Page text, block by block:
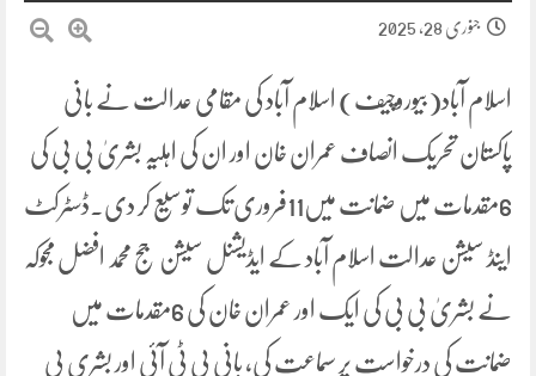
جنوری 28, 2025
اسلام آباد(بیوروچیف) اسلام آباد کی مقامی عدالت نے بانی
پاکستان تحریک انصاف عمران خان اور ان کی اہلیہ بشریٰ بی بی کی
6مقدمات میں ضمانت میں11فروری تک توسیع کر دی۔ڈسٹرکٹ
اینڈ سیشن عدالت اسلام آباد کے ایڈیشنل سیشن جج محمد افضل مجوکہ
نے بشریٰ بی بی کی ایک اور عمران خان کی 6مقدمات میں
ضمانت کی درخواست پر سماعت کی، بانی پی ٹی آئی اور بشری بی